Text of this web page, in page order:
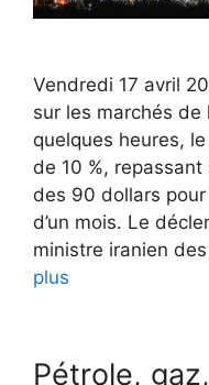
Vendredi 17 avril
sur les marchés de
quelques heures,
de 10 %,
des 90 dollars
d’un mois. Le
ministre iranien
plus
Pétrole,